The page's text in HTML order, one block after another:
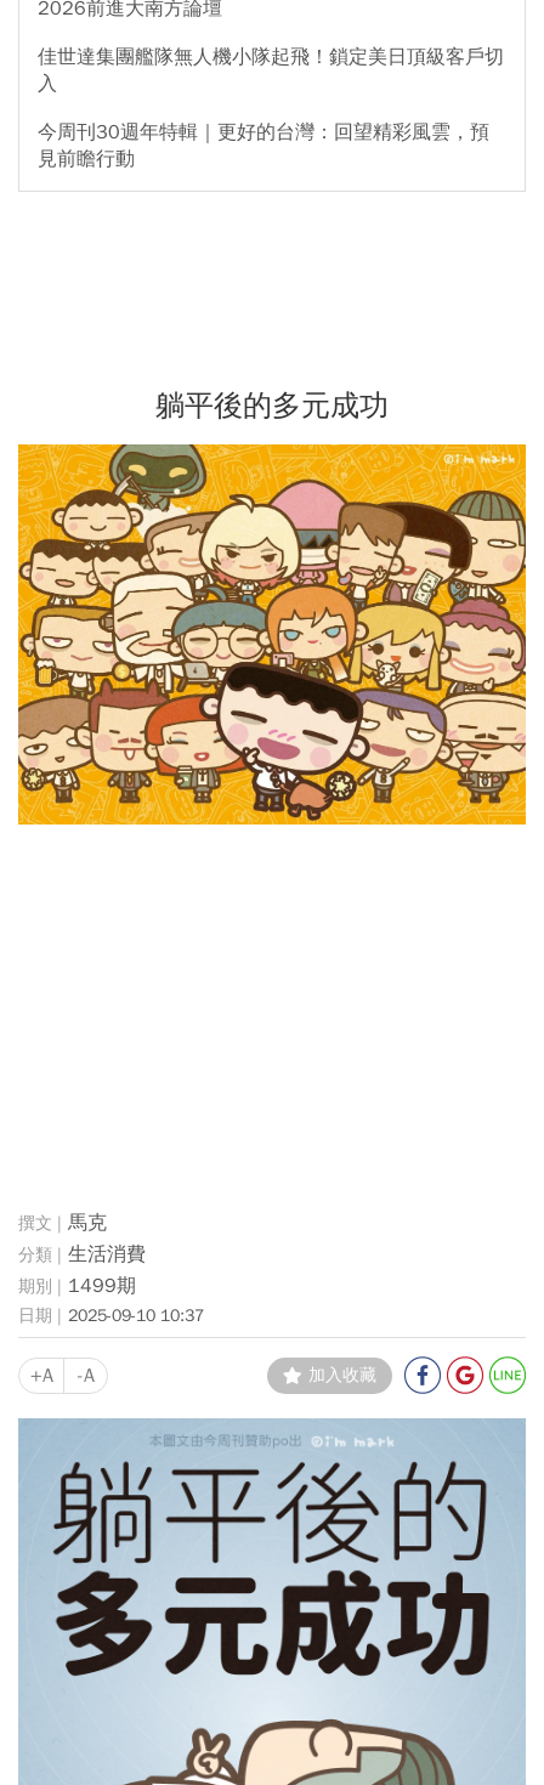
2026前進大南方論壇
佳世達集團艦隊無人機小隊起飛！鎖定美日頂級客戶切
入
今周刊30週年特輯｜更好的台灣：回望精彩風雲，預
見前瞻行動
躺平後的多元成功
馬克
生活消費
1499期
2025-09-10 10:37
+A -A 加入收藏